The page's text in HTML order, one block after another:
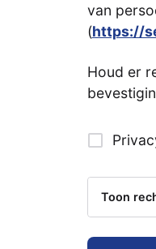
van
(https://
Houd er
Toon